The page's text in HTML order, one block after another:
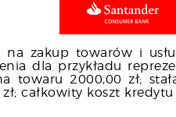
zakup towarów i
dla przykładu
towaru 2000,00 zł;
zł; całkowity koszt